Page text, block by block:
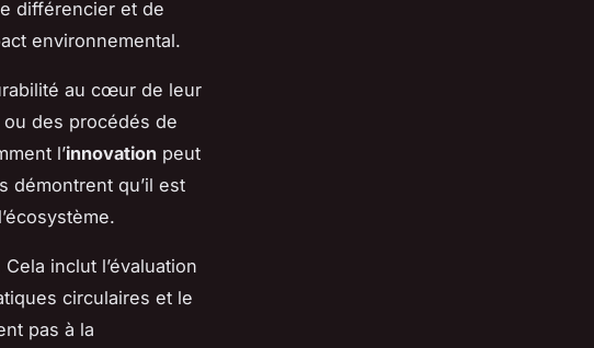
différencier et de
environnemental.
au cœur de leur
ou des procédés de
l’innovation peut
démontrent qu’il est
Cela inclut l’évaluation
circulaires et le
pas à la